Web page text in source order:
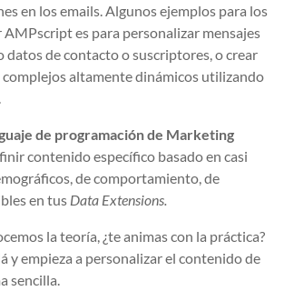
en los emails. Algunos ejemplos para los
AMPscript es para personalizar mensajes
datos de contacto o suscriptores, o crear
complejos altamente dinámicos utilizando
de programación de Marketing
contenido específico basado en casi
de comportamiento, de
en tus Data Extensions.
la teoría, ¿te animas con la práctica?
y empieza a personalizar el contenido de
sencilla.